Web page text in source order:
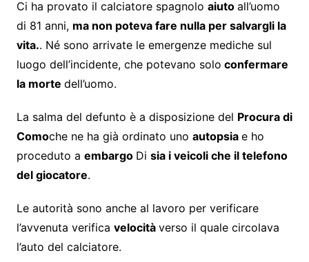
Ci ha provato il calciatore spagnolo aiuto all’uomo
di 81 anni, ma non poteva fare nulla per salvargli la
vita.. Né sono arrivate le emergenze mediche sul
luogo dell’incidente, che potevano solo confermare
la morte dell’uomo.
La salma del defunto è a disposizione del Procura di
Comoche ne ha già ordinato uno autopsia e ho
proceduto a embargo Di sia i veicoli che il telefono
del giocatore.
Le autorità sono anche al lavoro per verificare
l’avvenuta verifica velocità verso il quale circolava
l’auto del calciatore.